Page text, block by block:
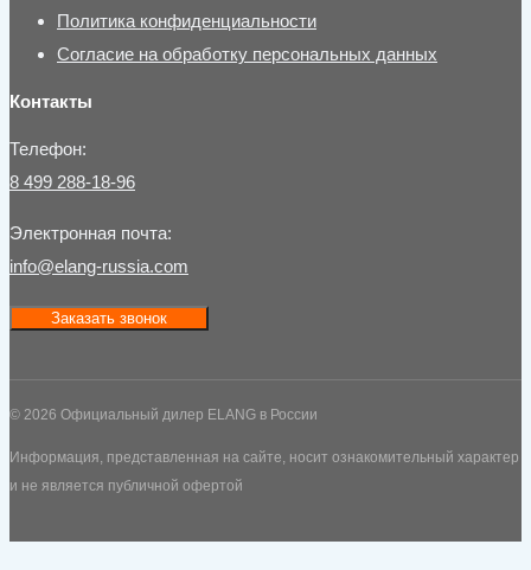
Политика конфиденциальности
Согласие на обработку персональных данных
Контакты
Телефон:
8 499 288-18-96
Электронная почта:
info@elang-russia.com
Заказать звонок
© 2026 Официальный дилер ELANG в России
Информация, представленная на сайте, носит ознакомительный характер
и не является публичной офертой